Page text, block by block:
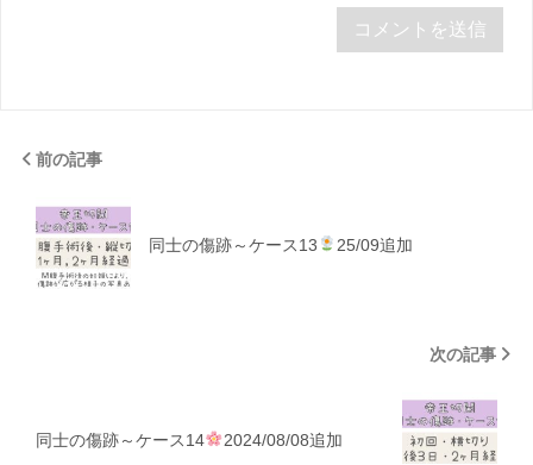
前の記事
同士の傷跡～ケース13 25/09追加
次の記事
同士の傷跡～ケース14 2024/08/08追加